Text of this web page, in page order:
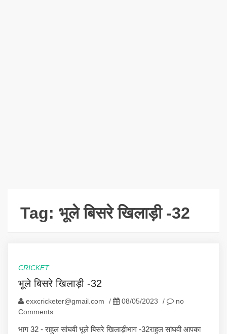
Tag: भूले बिसरे खिलाड़ी -32
CRICKET
भूले बिसरे खिलाड़ी -32
exxcricketer@gmail.com / 08/05/2023 /
no
Comments
भाग 32 - राहुल सांघवी भूले बिसरे खिलाड़ीभाग -32राहुल सांघवी आपका